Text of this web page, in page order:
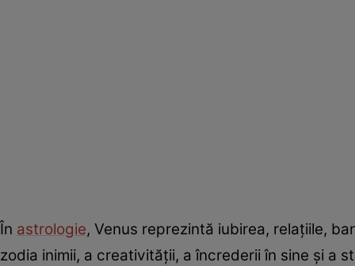
În astrologie, Venus reprezintă iubirea, relațiile,
zodia inimii, a creativității, a încrederii în sine și a